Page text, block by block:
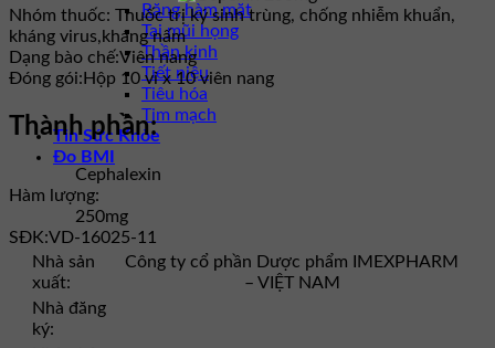
Răng hàm mặt
Tai mũi họng
Thần kinh
Tiết niệu
Tiêu hóa
Tim mạch
Tin Sức Khỏe
Đo BMI
Nhóm thuốc: Thuốc trị ký sinh trùng, chống nhiễm khuẩn,
kháng virus,kháng nấm
Dạng bào chế:Viên nang
Đóng gói: Hộp 10 vỉ x 10 viên nang
Thành phần:
Cephalexin
Hàm lượng:
250mg
SĐK:VD-16025-11
Nhà sản
xuất:
Công ty cổ phần Dược phẩm IMEXPHARM
– VIỆT NAM
Nhà đăng
ký: